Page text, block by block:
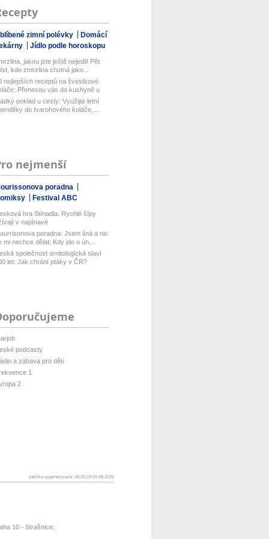
zimní polévky
Domácí
Jídlo podle horoskopu
jakou jste ještě nejedli! Pět
kde zmrzlina chutná jako...
nejlepších receptů na švestkové
Přenesou vás do kuchyně u
poklad u cesty: Využijte letní
do tvarohového koláče,...
nejmenší
poradna
Festival ABC
hra Stínadla: Rychlé šípy
v napínavé
poradna: Jsem líná a nic
mi nechce dělat: Kdy jde o ún...
společnost ornitologická slaví
let: Jak chrání ptáky v ČR?
podcasty
a zábava pro děti
1
2
patička vygenerovaná: 08:20:18 09.08.2026
10 - Strašnice,